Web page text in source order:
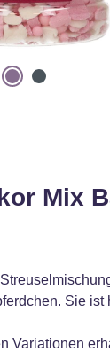
Mix
Sie